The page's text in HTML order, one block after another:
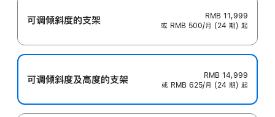
可调倾斜度的支架
RMB 11,999
或 RMB 500/月 (24 期) 起
可调倾斜度及高‍度的支‍架
RMB 14,999
或 RMB 625/月 (24 期) 起